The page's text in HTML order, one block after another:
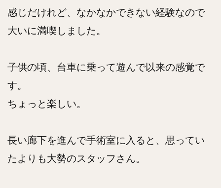
感じだけれど、なかなかできない経験なので
大いに満喫しました。
子供の頃、台車に乗って遊んで以来の感覚で
す。
ちょっと楽しい。
長い廊下を進んで手術室に入ると、思ってい
たよりも大勢のスタッフさん。